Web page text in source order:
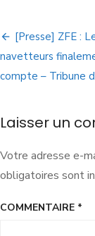
[Presse] ZFE :
navetteurs
compte – Tribune
Laisser un
Votre adresse e-
obligatoires sont
COMMENTAIRE *